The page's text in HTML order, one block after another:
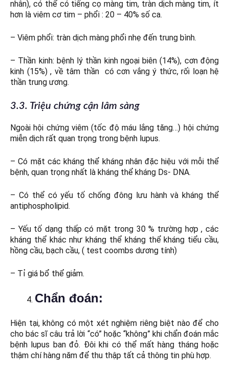
nhân), có thể có tiếng cọ màng tim, tràn dịch màng tim, ít
hơn là viêm cơ tim – phổi : 20 – 40% số ca.
– Viêm phổi: tràn dịch màng phổi nhẹ đến trung bình.
– Thần kinh: bệnh lý thần kinh ngoại biên (14%), cơn động
kinh (15%) , về tâm thần có cơn vắng ý thức, rối loạn hệ
thần trung ương.
3.3. Triệu chứng cận lâm sàng
Ngoài hội chứng viêm (tốc độ máu lắng tăng…) hội chứng
miễn dịch rất quan trọng trong bệnh lupus.
– Có mặt các kháng thể kháng nhân đặc hiệu với mỗi thể
bệnh, quan trọng nhất là kháng thể kháng Ds- DNA.
– Có thể có yếu tố chống đông lưu hành và kháng thể
antiphospholipid.
– Yếu tố dạng thấp có mặt trong 30 % trường hợp , các
kháng thể khác như kháng thể kháng thể kháng tiểu cầu,
hồng cầu, bạch cầu, ( test coombs dương tính)
– Tỉ giá bổ thể giảm.
Chẩn đoán:
Hiện tại, không có một xét nghiệm riêng biệt nào để cho
cho bác sĩ câu trả lời “có” hoặc “không” khi chẩn đoán mắc
bệnh lupus ban đỏ. Đôi khi có thể mất hàng tháng hoặc
thậm chí hàng năm để thu thập tất cả thông tin phù hợp.